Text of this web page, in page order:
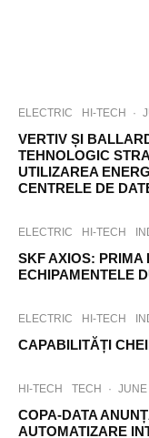
ELECTRIC HI-TECH ·
VERTIV ȘI
TEHNOLOGIC
UTILIZAREA
CENTRELE DE
ELECTRIC HI-TECH
SKF AXIOS: PRIMA
ECHIPAMENTELE
ELECTRIC HI-TECH
CAPABILITĂȚI
HI-TECH TECH ·
COPA-DATA
AUTOMATIZARE